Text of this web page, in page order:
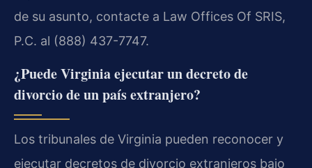
de su asunto, contacte a Law Offices Of SRIS,
P.C. al (888) 437-7747.
¿Puede Virginia ejecutar un decreto de
divorcio de un país extranjero?
Los tribunales de Virginia pueden reconocer y
ejecutar decretos de divorcio extranjeros bajo